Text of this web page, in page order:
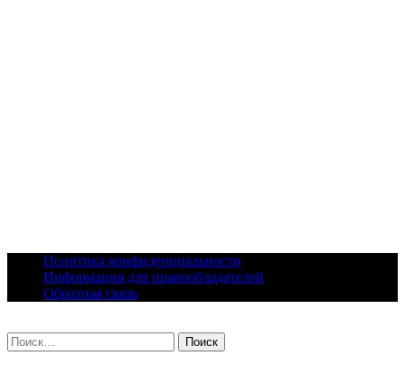
content
Политика конфиденциальности
Информация для правообладателей
Обратная связь
Найти: